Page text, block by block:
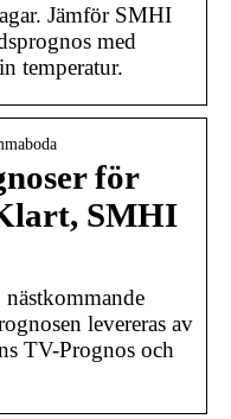
Jämför SMHI
med
temperatur.
för
SMHI
levereras av
TV-Prognos och